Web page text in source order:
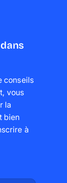
conseils
vous
la
bien
à